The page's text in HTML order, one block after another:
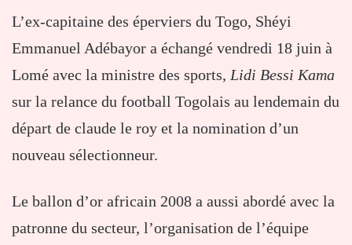
L’ex-capitaine des éperviers du Togo, Shéyi
Emmanuel Adébayor a échangé vendredi 18 juin à
Lomé avec la ministre des sports, Lidi Bessi Kama
sur la relance du football Togolais au lendemain du
départ de claude le roy et la nomination d’un
nouveau sélectionneur.
Le ballon d’or africain 2008 a aussi abordé avec la
patronne du secteur, l’organisation de l’équipe